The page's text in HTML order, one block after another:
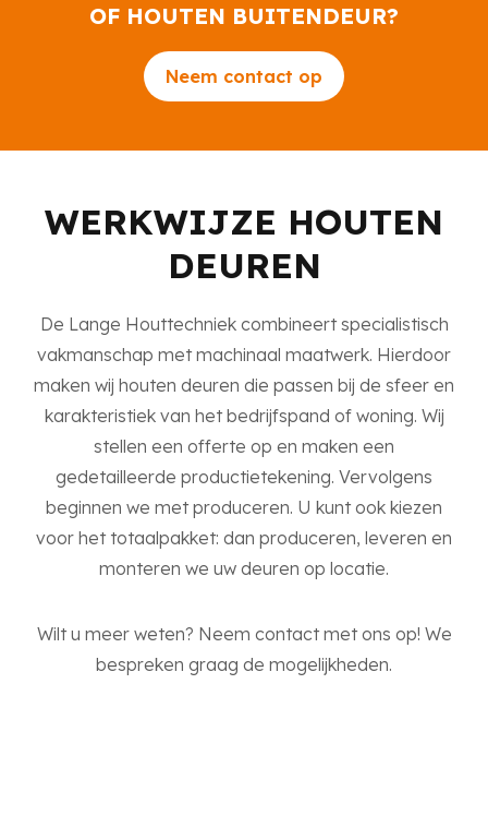
OF HOUTEN BUITENDEUR?
Neem contact op
WERKWIJZE HOUTEN
DEUREN
De Lange Houttechniek combineert specialistisch
vakmanschap met machinaal maatwerk. Hierdoor
maken wij houten deuren die passen bij de sfeer en
karakteristiek van het bedrijfspand of woning. Wij
stellen een offerte op en maken een
gedetailleerde productietekening. Vervolgens
beginnen we met produceren. U kunt ook kiezen
voor het totaalpakket: dan produceren, leveren en
monteren we uw deuren op locatie.
Wilt u meer weten? Neem contact met ons op! We
bespreken graag de mogelijkheden.